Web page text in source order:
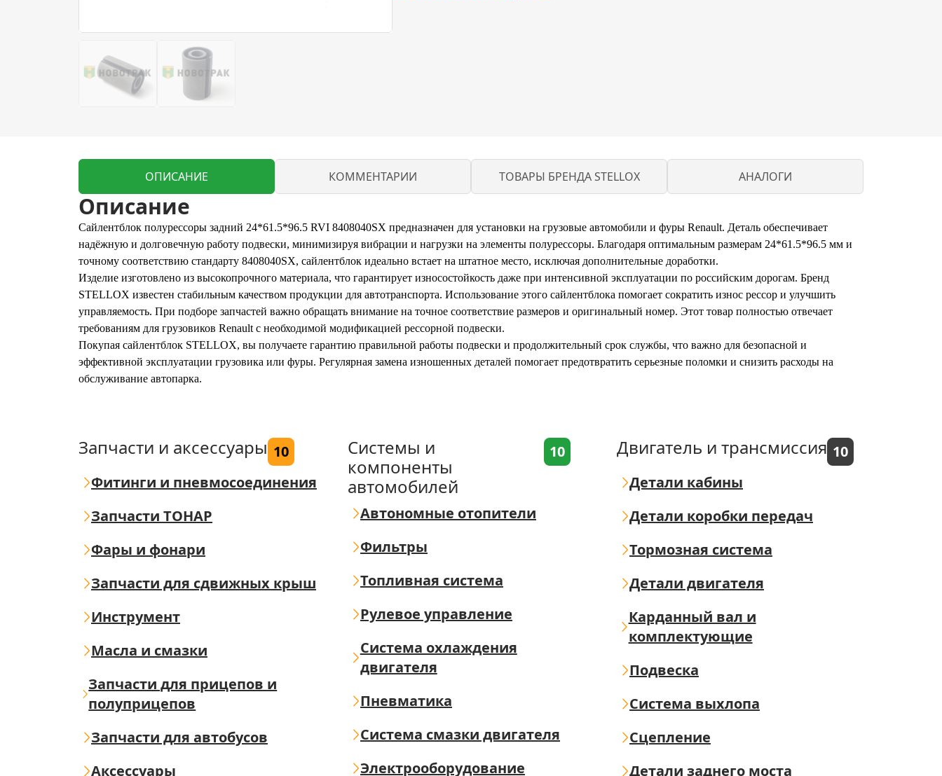
ОПИСАНИЕ КОММЕНТАРИИ ТОВАРЫ БРЕНДА STELLOX АНАЛОГИ
Описание
Сайлентблок полурессоры задний 24*61.5*96.5 RVI 8408040SX предназначен для установки на грузовые автомобили и фуры Renault. Деталь обеспечивает
надёжную и долговечную работу подвески, минимизируя вибрации и нагрузки на элементы полурессоры. Благодаря оптимальным размерам 24*61.5*96.5 мм и
точному соответствию стандарту 8408040SX, сайлентблок идеально встает на штатное место, исключая дополнительные доработки.
Изделие изготовлено из высокопрочного материала, что гарантирует износостойкость даже при интенсивной эксплуатации по российским дорогам. Бренд
STELLOX известен стабильным качеством продукции для автотранспорта. Использование этого сайлентблока помогает сократить износ рессор и улучшить
управляемость. При подборе запчастей важно обращать внимание на точное соответствие размеров и оригинальный номер. Этот товар полностью отвечает
требованиям для грузовиков Renault с необходимой модификацией рессорной подвески.
Покупая сайлентблок STELLOX, вы получаете гарантию правильной работы подвески и продолжительный срок службы, что важно для безопасной и
эффективной эксплуатации грузовика или фуры. Регулярная замена изношенных деталей помогает предотвратить серьезные поломки и снизить расходы на
обслуживание автопарка.
Запчасти и аксессуары 10
Фитинги и пневмосоединения
Запчасти ТОНАР
Фары и фонари
Запчасти для сдвижных крыш
Инструмент
Масла и смазки
Запчасти для прицепов и
полуприцепов
Запчасти для автобусов
Аксессуары
Системы и
компоненты
автомобилей
10
Автономные отопители
Фильтры
Топливная система
Рулевое управление
Система охлаждения
двигателя
Пневматика
Система смазки двигателя
Электрооборудование
Двигатель и трансмиссия 10
Детали кабины
Детали коробки передач
Тормозная система
Детали двигателя
Карданный вал и
комплектующие
Подвеска
Система выхлопа
Сцепление
Детали заднего моста